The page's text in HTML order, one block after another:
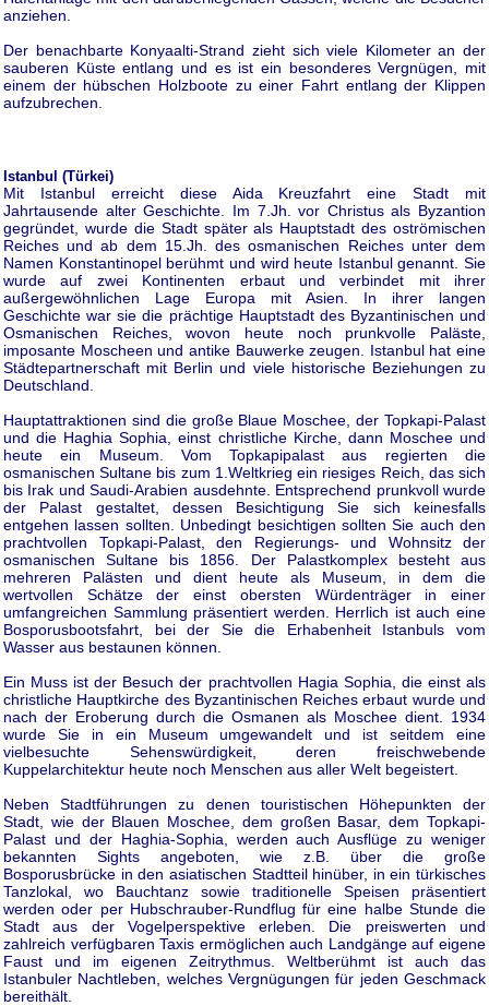
anziehen.
Der benachbarte Konyaalti-Strand zieht sich viele Kilometer an der
sauberen Küste entlang und es ist ein besonderes Vergnügen, mit
einem der hübschen Holzboote zu einer Fahrt entlang der Klippen
aufzubrechen.
Istanbul (Türkei)
Mit Istanbul erreicht diese Aida Kreuzfahrt eine Stadt mit
Jahrtausende alter Geschichte. Im 7.Jh. vor Christus als Byzantion
gegründet, wurde die Stadt später als Hauptstadt des oströmischen
Reiches und ab dem 15.Jh. des osmanischen Reiches unter dem
Namen Konstantinopel berühmt und wird heute Istanbul genannt. Sie
wurde auf zwei Kontinenten erbaut und verbindet mit ihrer
außergewöhnlichen Lage Europa mit Asien. In ihrer langen
Geschichte war sie die prächtige Hauptstadt des Byzantinischen und
Osmanischen Reiches, wovon heute noch prunkvolle Paläste,
imposante Moscheen und antike Bauwerke zeugen. Istanbul hat eine
Städtepartnerschaft mit Berlin und viele historische Beziehungen zu
Deutschland.
Hauptattraktionen sind die große Blaue Moschee, der Topkapi-Palast
und die Haghia Sophia, einst christliche Kirche, dann Moschee und
heute ein Museum. Vom Topkapipalast aus regierten die
osmanischen Sultane bis zum 1.Weltkrieg ein riesiges Reich, das sich
bis Irak und Saudi-Arabien ausdehnte. Entsprechend prunkvoll wurde
der Palast gestaltet, dessen Besichtigung Sie sich keinesfalls
entgehen lassen sollten. Unbedingt besichtigen sollten Sie auch den
prachtvollen Topkapi-Palast, den Regierungs- und Wohnsitz der
osmanischen Sultane bis 1856. Der Palastkomplex besteht aus
mehreren Palästen und dient heute als Museum, in dem die
wertvollen Schätze der einst obersten Würdenträger in einer
umfangreichen Sammlung präsentiert werden. Herrlich ist auch eine
Bosporusbootsfahrt, bei der Sie die Erhabenheit Istanbuls vom
Wasser aus bestaunen können.
Ein Muss ist der Besuch der prachtvollen Hagia Sophia, die einst als
christliche Hauptkirche des Byzantinischen Reiches erbaut wurde und
nach der Eroberung durch die Osmanen als Moschee dient. 1934
wurde Sie in ein Museum umgewandelt und ist seitdem eine
vielbesuchte Sehenswürdigkeit, deren freischwebende
Kuppelarchitektur heute noch Menschen aus aller Welt begeistert.
Neben Stadtführungen zu denen touristischen Höhepunkten der
Stadt, wie der Blauen Moschee, dem großen Basar, dem Topkapi-
Palast und der Haghia-Sophia, werden auch Ausflüge zu weniger
bekannten Sights angeboten, wie z.B. über die große
Bosporusbrücke in den asiatischen Stadtteil hinüber, in ein türkisches
Tanzlokal, wo Bauchtanz sowie traditionelle Speisen präsentiert
werden oder per Hubschrauber-Rundflug für eine halbe Stunde die
Stadt aus der Vogelperspektive erleben. Die preiswerten und
zahlreich verfügbaren Taxis ermöglichen auch Landgänge auf eigene
Faust und im eigenen Zeitrythmus. Weltberühmt ist auch das
Istanbuler Nachtleben, welches Vergnügungen für jeden Geschmack
bereithält.